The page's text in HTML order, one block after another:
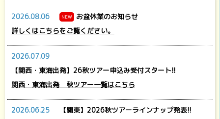
2026.08.06 NEW
お盆休業のお知らせ
詳しくはこちらをご覧ください。
2026.07.09
【関西・東海出発】26秋ツアー申込み受付スタート!!
関西・東海出発 秋ツアー一覧はこちら
2026.06.25
【関東】2026秋ツアーラインナップ発表!!